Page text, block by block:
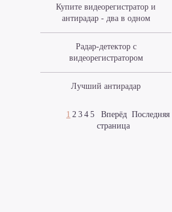
Купите видеорегистратор и
антирадар - два в одном
Радар-детектор с
видеорегистратором
Лучший антирадар
1 2 3 4 5 Вперёд Последняя
страница